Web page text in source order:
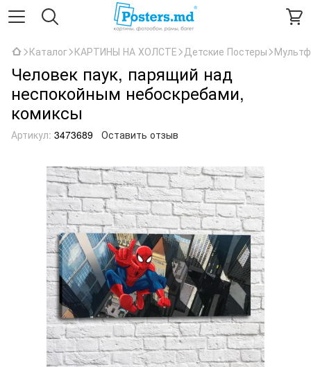
Каталог КАРТИНЫ НА ХОЛСТЕ Детские Постеры
Человек паук, парящий над
неспокойным небоскребами,
комиксы
Артикул: 3473689 Оставить отзыв